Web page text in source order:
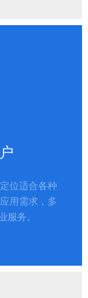
位适合各种
用需求，多
服务。